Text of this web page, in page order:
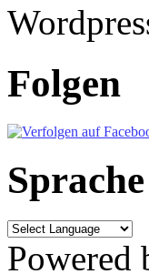
Folgen
Sprache
Powered